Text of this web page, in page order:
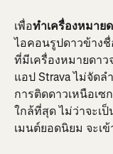
เพื่อทำเครื่องหมาย
ไอคอนรูปดาวข้าง
ที่มีเครื่องหมายดา
แอป Strava ไม่จัด
การติดดาวเหนือเ
ใกล้ที่สุด ไม่ว่าจะเ
เมนต์ยอดนิยม จะเ